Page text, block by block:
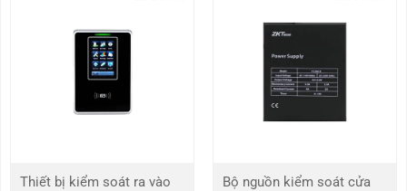
Thiết bị kiểm soát ra vào
Bộ nguồn kiểm soát cửa